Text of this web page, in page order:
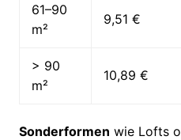
61–90
m²
9,51 €
> 90
m²
10,89 €
Sonderformen wie Lofts